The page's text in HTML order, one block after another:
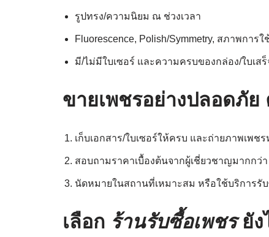
รูปทรง/ความนิยม ณ ช่วงเวลา
Fluorescence, Polish/Symmetry, สภาพการใ
มี/ไม่มีใบเซอร์ และความครบของกล่อง/ใบเสร็
ขายเพชรอย่างปลอดภัย
เก็บเอกสาร/ใบเซอร์ให้ครบ และถ่ายภาพเพช
สอบถามราคาเบื้องต้นจากผู้เชี่ยวชาญมากกว่า
นัดหมายในสถานที่เหมาะสม หรือใช้บริการรั
เลือก ร้านรับซื้อเพชรยัง